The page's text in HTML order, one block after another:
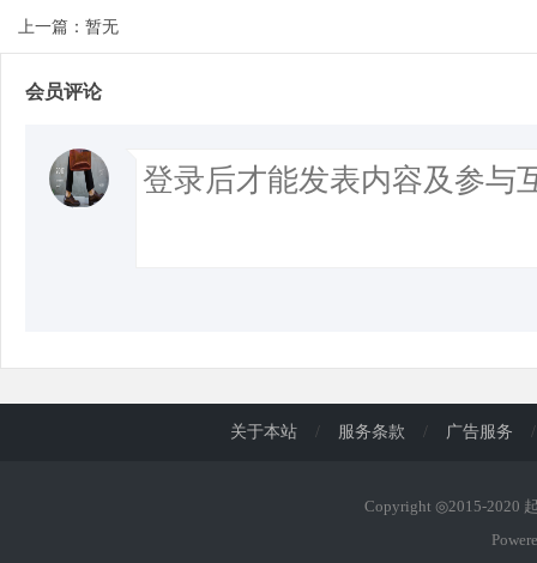
上一篇：暂无
会员评论
关于本站 / 服务条款 / 广告服务 /
Copyright ◎2015-2020